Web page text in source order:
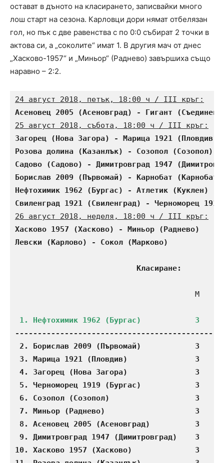
остават в дъното на класирането, записвайки много
лош старт на сезона. Карловци дори нямат отбелязан
гол, но пък с две равенства с по 0:0 събират 2 точки в
актова си, а „соколите“ имат 1. В другия мач от днес
„Хасково-1957“ и „Миньор“ (Раднево) завършиха също
наравно – 2:2.
24 август 2018, петък, 18:00 ч / III кръг:
Асеновец 2005 (Асеновград) - Гигант
25 август 2018, събота, 18:00 ч / III кръг:
Загорец (Нова Загора) - Марица 1921
Розова долина (Казанлък) - Созопол
Садово (Садово) - Димитровград 1947
Борислав 2009 (Първомай) - Карнобат
Нефтохимик 1962 (Бургас) - Атлетик
Свиленград 1921 (Свиленград) - Черноморец
26 август 2018, неделя, 18:00 ч / III кръг:
Хасково 1957 (Хасково) - Миньор
Левски (Карлово) - Сокол (Марково)
Класиране:
М
2. Борислав 2009 (Първомай)
3. Марица 1921 (Пловдив)               3
4. Загорец (Нова Загора)               3
5. Черноморец 1919 (Бургас)            3
6. Созопол (Созопол)                   3
7. Миньор (Раднево)                    3
8. Асеновец 2005 (Асеновград)
9. Димитровград 1947 (Димитровград)
10. Хасково 1957 (Хасково)              3